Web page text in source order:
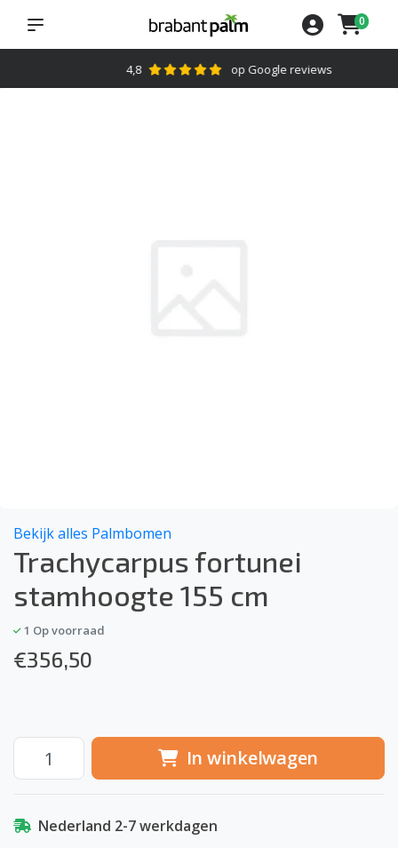
op Google reviews
0
Bekijk alles Palmbomen
Trachycarpus fortunei
stamhoogte 155 cm
1 Op voorraad
€356,50
In winkelwagen
Nederland 2-7 werkdagen